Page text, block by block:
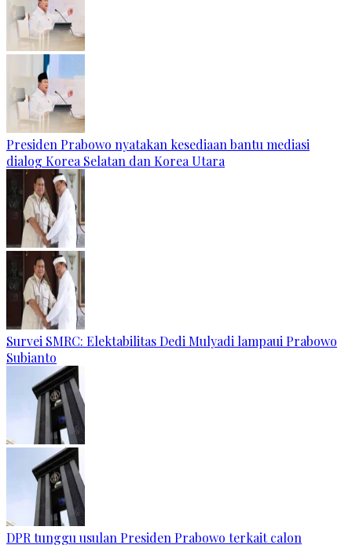
Presiden Prabowo nyatakan kesediaan bantu mediasi
dialog Korea Selatan dan Korea Utara
Survei SMRC: Elektabilitas Dedi Mulyadi lampaui Prabowo
Subianto
DPR tunggu usulan Presiden Prabowo terkait calon